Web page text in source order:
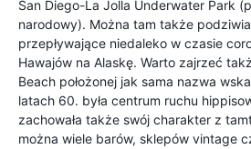
San Diego-La Jolla Underwater Park
narodowy). Można tam także
przepływające niedaleko w czasie
Hawajów na Alaskę. Warto zajrzeć
Beach położonej jak sama nazwa
latach 60. była centrum ruchu
zachowała także swój charakter z
można wiele barów, sklepów vintage